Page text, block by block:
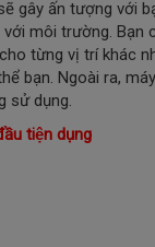
gây ấn tượng với
môi trường. Bạn
từng vị trí khác
bạn. Ngoài ra,
sử dụng.
tiện dụng